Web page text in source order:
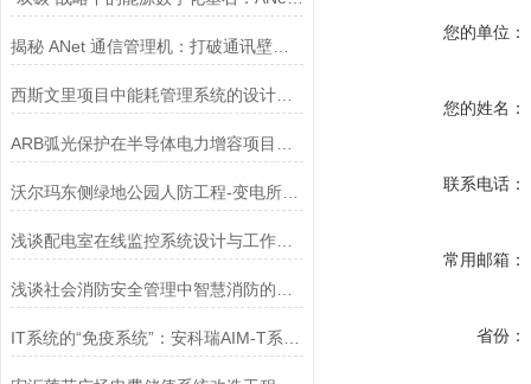
揭秘 ANet 通信管理机：打破通讯壁垒，为数据传输 “保驾护航”
西斯文里项目中能耗管理系统的设计与应用
沃尔玛东侧绿地公园人防工程-变电所电能管理系统的设计和应用
浅谈配电室在线监控系统设计与工作原理
您的单位：
您的姓名：
联系电话：
常用邮箱：
省份：